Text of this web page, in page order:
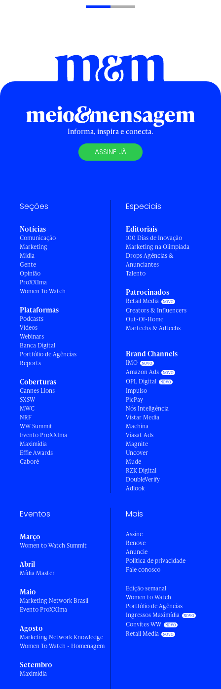
Informa, inspira e conecta.
ASSINE JÁ
Seções
Notícias
Comunicação
Marketing
Mídia
Gente
Opinião
ProXXIma
Women To Watch
Plataformas
Podcasts
Vídeos
Webinars
Banca Digital
Portfólio de Agências
Reports
Coberturas
Cannes Lions
SXSW
MWC
NRF
WW Summit
Evento ProXXIma
Maximídia
Effie Awards
Caboré
Especiais
Editoriais
100 Dias de Inovação
Marketing na Olimpíada
Drops Agências &
Anunciantes
Talento
Patrocinados
Retail Media
Creators & Influencers
Out-Of-Home
Martechs & Adtechs
Brand Channels
IMO
Amazon Ads
OPL Digital
Impulso
PicPay
Nós Inteligência
Vistar Media
Machina
Viasat Ads
Magnite
Uncover
Mude
RZK Digital
DoubleVerify
Adlook
Eventos
Março
Women to Watch Summit
Abril
Mídia Master
Maio
Marketing Network Brasil
Evento ProXXIma
Agosto
Marketing Network Knowledge
Women To Watch - Homenagem
Setembro
Maximídia
Mais
Assine
Renove
Anuncie
Política de privacidade
Fale conosco
Edição semanal
Women to Watch
Portfólio de Agências
Ingressos Maximídia
Convites WW
Retail Media